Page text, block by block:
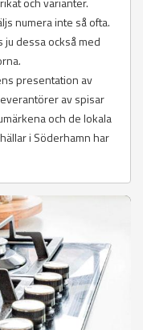
numera inte så ofta.
dessa också med
presentation av
av spisar
och de lokala
i Söderhamn har